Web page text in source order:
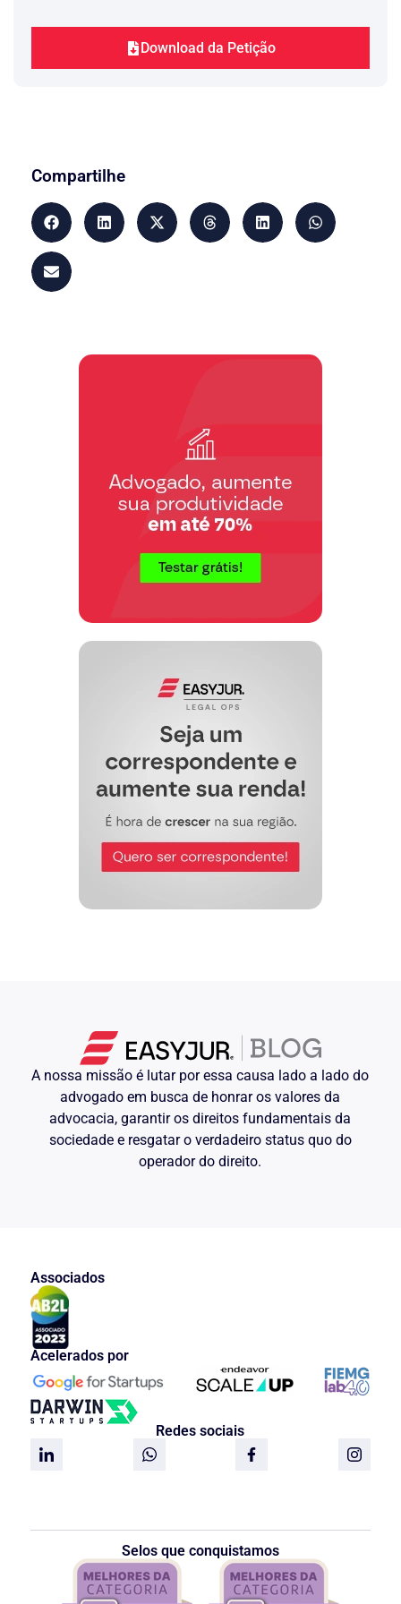
anteriormente e o que mais poderá ser
suprido pelo notório saber jurídico de
Vossa Excelência , invocando a
anexo à presente e da qual faz parte
efetivo pagamento, ou nomeie à penhora
bens tantos quantos bastem para honrar
a obrigação;
b) sejam concedidos à exeqüente os
benefícios do artigo 172, parágrafo 2º,
convencionais, caso haja necessidade de
diligências do meirinho fora do horário
…., …. de …. de ….
………………..
Advogado OAB/…
Download da Petição
Compartilhe
A nossa missão é lutar por essa causa lado a lado do
advogado em busca de honrar os valores da
advocacia, garantir os direitos fundamentais da
sociedade e resgatar o verdadeiro status quo do
operador do direito.
Associados
Acelerados por
Redes sociais
Selos que conquistamos